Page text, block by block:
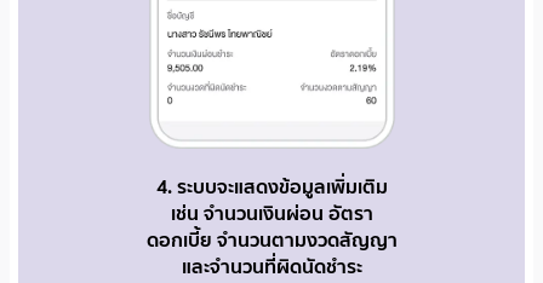
4. ระบบจะแสดงข้อมูลเพิ่มเติม
เช่น จำนวนเงินผ่อน อัตรา
ดอกเบี้ย จำนวนตามงวดสัญญา
และจำนวนที่ผิดนัดชำระ